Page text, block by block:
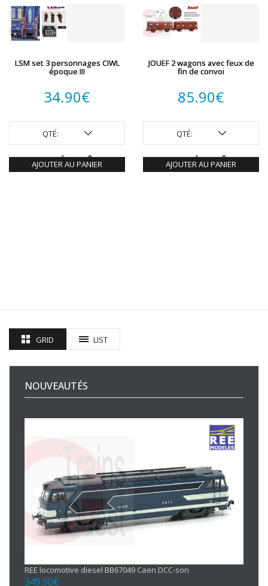
LSM set 3 personnages CIWL
époque III
34.90€
QTÉ:
AJOUTER AU PANIER
JOUEF 2 wagons avec feux de
fin de convoi
85.90€
QTÉ:
AJOUTER AU PANIER
GRID LIST
NOUVEAUTÉS
REE locomotive diesel BB67049 Caen DCC-son
349.90€